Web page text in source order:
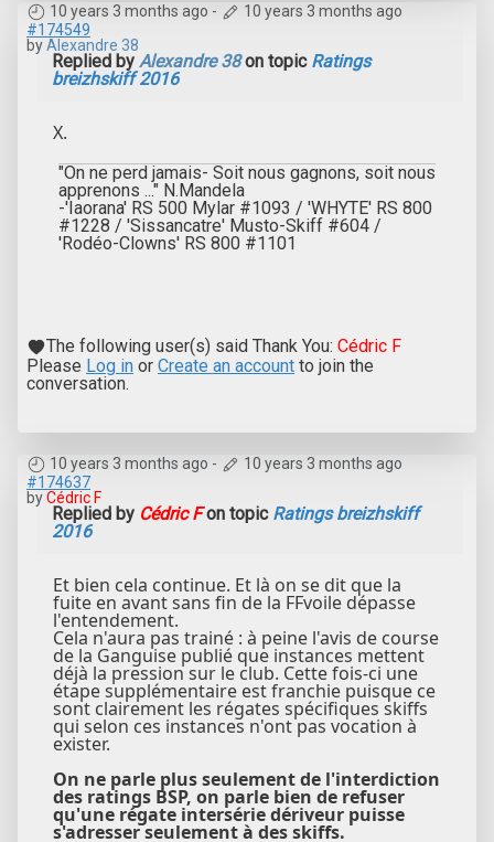
10 years 3 months ago -
10 years 3 months ago
#174549
byAlexandre 38
Replied by Alexandre 38on topic Ratings
breizhskiff 2016
X.
"On ne perd jamais- Soit nous gagnons, soit nous
apprenons ..." N.Mandela
-'Iaorana' RS 500 Mylar #1093 / 'WHYTE' RS 800
#1228 / 'Sissancatre' Musto-Skiff #604 /
'Rodéo-Clowns' RS 800 #1101
The following user(s) said Thank You: Cédric F
Please Log in or Create an account to join the
conversation.
10 years 3 months ago -
10 years 3 months ago
#174637
byCédric F
Replied by Cédric Fon topic Ratings breizhskiff
2016
Et bien cela continue. Et là on se dit que la
fuite en avant sans fin de la FFvoile dépasse
l'entendement.
Cela n'aura pas trainé : à peine l'avis de course
de la Ganguise publié que instances mettent
déjà la pression sur le club. Cette fois-ci une
étape supplémentaire est franchie puisque ce
sont clairement les régates spécifiques skiffs
qui selon ces instances n'ont pas vocation à
exister.
On ne parle plus seulement de l'interdiction
des ratings BSP, on parle bien de refuser
qu'une régate intersérie dériveur puisse
s'adresser seulement à des skiffs.